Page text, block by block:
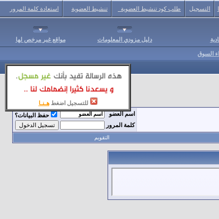
للتسجيل اضغط هـنـا
التسجيل طلب كود تنشيط العضوية تنشيط العضوية استعادة كلمة المرور
دليل مزودي المعلومات مواقع غير مرخص لها
السوق
اسم العضو
حفظ البيانات؟
كلمة المرور
التقويم